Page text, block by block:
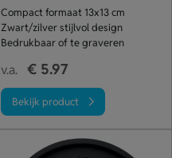
Compact formaat 13x13 cm
Zwart/zilver stijlvol design
Bedrukbaar of te graveren
v.a. € 5.97
Bekijk product